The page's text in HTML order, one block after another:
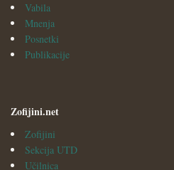
Vabila
Mnenja
Posnetki
Publikacije
Zofijini.net
Zofijini
Sekcija UTD
Učilnica